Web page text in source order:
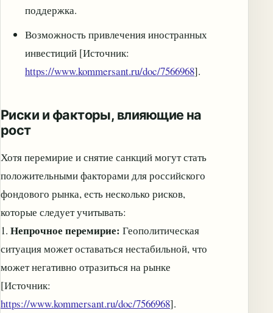
поддержка.
Возможность привлечения иностранных
инвестиций [Источник:
https://www.kommersant.ru/doc/7566968].
Риски и факторы, влияющие на
рост
Хотя перемирие и снятие санкций могут стать
положительными факторами для российского
фондового рынка, есть несколько рисков,
которые следует учитывать:
1. Непрочное перемирие: Геополитическая
ситуация может оставаться нестабильной, что
может негативно отразиться на рынке
[Источник:
https://www.kommersant.ru/doc/7566968].